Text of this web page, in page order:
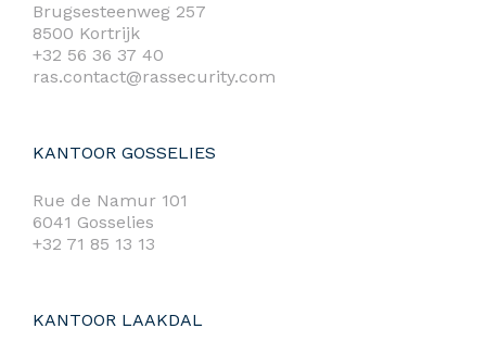
Brugsesteenweg 257
8500 Kortrijk
+32 56 36 37 40
ras.contact@rassecurity.com
KANTOOR GOSSELIES
Rue de Namur 101
6041 Gosselies
+32 71 85 13 13
KANTOOR LAAKDAL